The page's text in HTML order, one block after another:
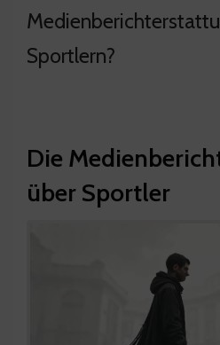
Sportlern?
Die
über Sportler